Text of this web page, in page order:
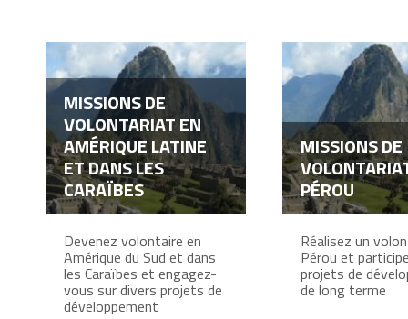
MISSIONS DE
VOLONTARIAT EN
AMÉRIQUE LATINE
ET DANS LES
CARAÏBES
Devenez volontaire en
Amérique du Sud et dans
les Caraïbes et engagez-
vous sur divers projets de
développement
MISSIONS DE
PÉROU
Réalisez un
Pérou et
projets de
de long terme